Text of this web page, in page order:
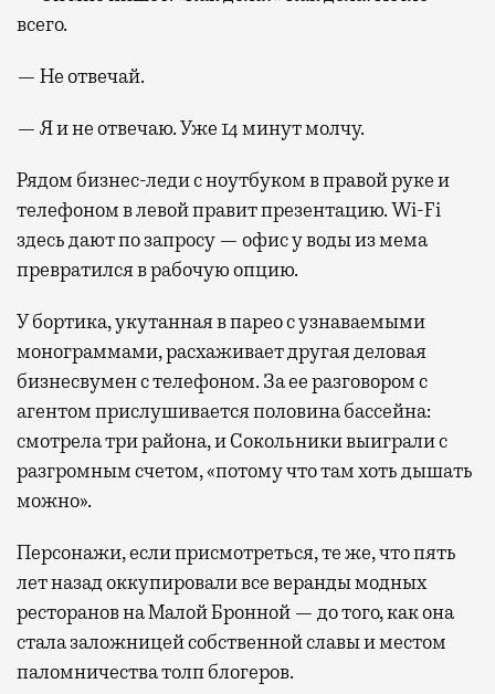
всего.
— Не отвечай.
— Я и не отвечаю. Уже 14 минут молчу.
Рядом бизнес-леди с ноутбуком в правой руке и
телефоном в левой правит презентацию. Wi-Fi
здесь дают по запросу — офис у воды из мема
превратился в рабочую опцию.
У бортика, укутанная в парео с узнаваемыми
монограммами, расхаживает другая деловая
бизнесвумен с телефоном. За ее разговором с
агентом прислушивается половина бассейна:
смотрела три района, и Сокольники выиграли с
разгромным счетом, «потому что там хоть дышать
можно».
Персонажи, если присмотреться, те же, что пять
лет назад оккупировали все веранды модных
ресторанов на Малой Бронной — до того, как она
стала заложницей собственной славы и местом
паломничества толп блогеров.